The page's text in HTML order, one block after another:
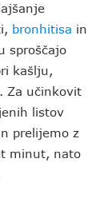
bronhitisa in
sproščajo
kašlju,
Za učinkovit
listov
prelijemo z
minut, nato